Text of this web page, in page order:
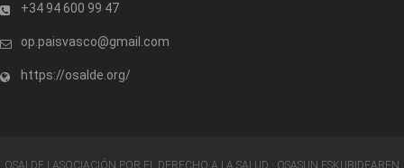
+34 94 600 99 47
op.paisvasco@gmail.com
https://osalde.org/